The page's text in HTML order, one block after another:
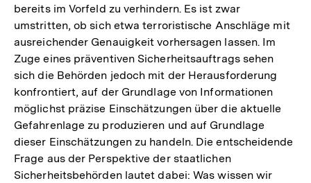
bereits im Vorfeld zu verhindern. Es ist zwar
umstritten, ob sich etwa terroristische Anschläge mit
ausreichender Genauigkeit vorhersagen lassen. Im
Zuge eines präventiven Sicherheitsauftrags sehen
sich die Behörden jedoch mit der Herausforderung
konfrontiert, auf der Grundlage von Informationen
möglichst präzise Einschätzungen über die aktuelle
Gefahrenlage zu produzieren und auf Grundlage
dieser Einschätzungen zu handeln. Die entscheidende
Frage aus der Perspektive der staatlichen
Sicherheitsbehörden lautet dabei: Was wissen wir